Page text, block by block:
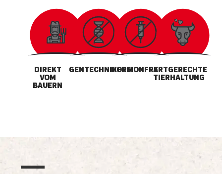
DIREKT
VOM
BAUERN
GENTECHNIKFREIHORMONFREIARTGERECHTE
TIERHALTUNG